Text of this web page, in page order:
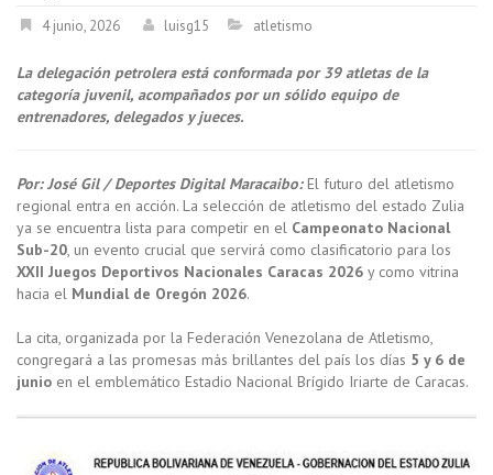
4 junio, 2026 luisg15 atletismo
La delegación petrolera está conformada por 39 atletas de la
categoría juvenil, acompañados por un sólido equipo de
entrenadores, delegados y jueces.
Por: José Gil / Deportes Digital Maracaibo:El futuro del atletismo
regional entra en acción. La selección de atletismo del estado Zulia
ya se encuentra lista para competir en el Campeonato Nacional
Sub-20, un evento crucial que servirá como clasificatorio para los
XXII Juegos Deportivos Nacionales Caracas 2026 y como vitrina
hacia el Mundial de Oregón 2026.
La cita, organizada por la Federación Venezolana de Atletismo,
congregará a las promesas más brillantes del país los días 5 y 6 de
junio en el emblemático Estadio Nacional Brígido Iriarte de Caracas.